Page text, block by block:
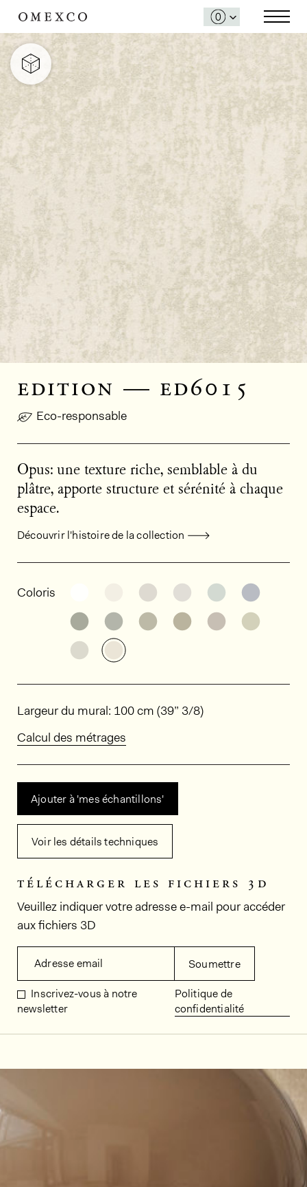
edition — ed6015
Eco-responsable
Opus: une texture riche, semblable à du
plâtre, apporte structure et sérénité à chaque
espace.
Découvrir l'histoire de la collection
Coloris Découvrir d'autres variantes: ED6040
Découvrir d'autres variantes:
Découvrir d'autres
Découvrir d'autres
Découvrir
Découvrir d'autres variantes: ED6056
Découvrir d'autres variantes:
Découvrir d'autres
Découvrir d'autres
Découvrir
Découvrir d'autres variantes: ED6054
Découvrir d'autres variantes:
Dimensions
Largeur du mural: 100 cm (39” 3/8)
Calcul des métrages
Ajouter à 'mes échantillons'
Voir les détails techniques
télécharger les fichiers 3d
Veuillez indiquer votre adresse e-mail pour accéder
aux fichiers 3D
Adresse email Soumettre
Inscrivez-vous à notre
newsletter
Politique de
confidentialité